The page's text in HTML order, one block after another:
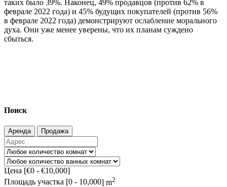
таких было 39%. Наконец, 49% продавцов (против 62% в
феврале 2022 года) и 45% будущих покупателей (против 56%
в феврале 2022 года) демонстрируют ослабление морального
духа. Они уже менее уверены, что их планам суждено
сбыться.
Поиск
Аренда Продажа
Цена [€0 - €10,000]
Площадь участка [0 - 10,000] m2